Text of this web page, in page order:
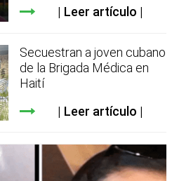
Leer artículo
Secuestran a joven cubano
de la Brigada Médica en
Haití
Leer artículo